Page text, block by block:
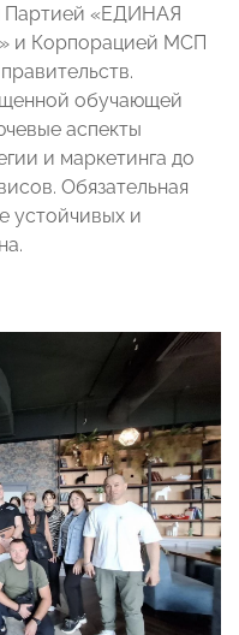
Партией «ЕДИНАЯ
Корпорацией МСП
обучающей
аспекты
и маркетинга до
Обязательная
устойчивых и